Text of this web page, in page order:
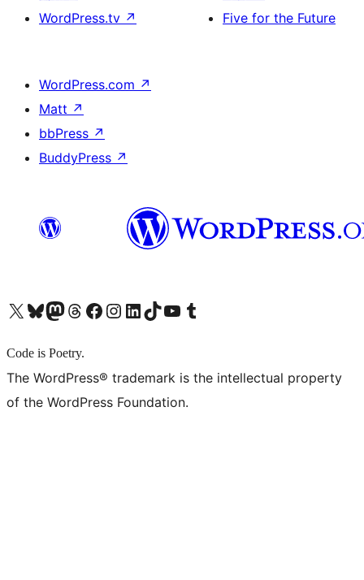
WordPress.tv ↗
Five for the Future
WordPress.com ↗
Matt ↗
bbPress ↗
BuddyPress ↗
X (旧 Twitter) アカウントへBluesky アカウントへMastodon アカウントへThreads アカウントへ Facebook ページへInstagram アカウントへ LinkedIn アカウントへTikTok アカウントへYouTube チャンネルへ Tumblr アカウントへ
Code is Poetry.
The WordPress® trademark is the intellectual property
of the WordPress Foundation.